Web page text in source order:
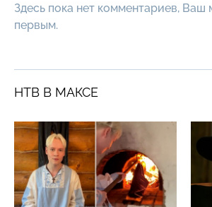
Здесь пока нет комментариев, Ваш
первым.
НТВ В МАКСЕ